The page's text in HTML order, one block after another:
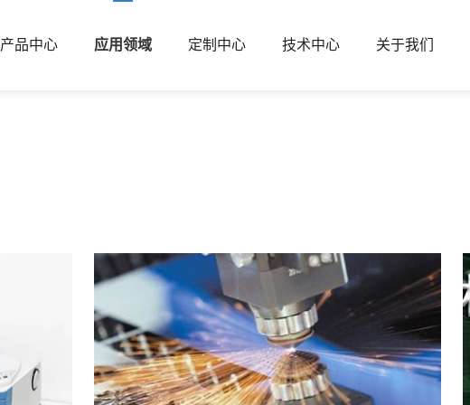
产品中心 应用领域 定制中心 技术中心 关于我们